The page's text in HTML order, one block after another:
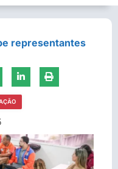
representantes